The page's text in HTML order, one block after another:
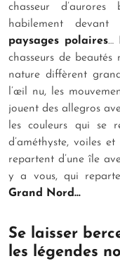
chasseur
habilement
paysages polaires…
chasseurs de
nature diffèrent
l’œil nu, les
jouent des allegros
les couleurs qui se
d’améthyste, voiles
repartent d’une île
y a vous, qui
Grand Nord…
Se laisser
les légendes